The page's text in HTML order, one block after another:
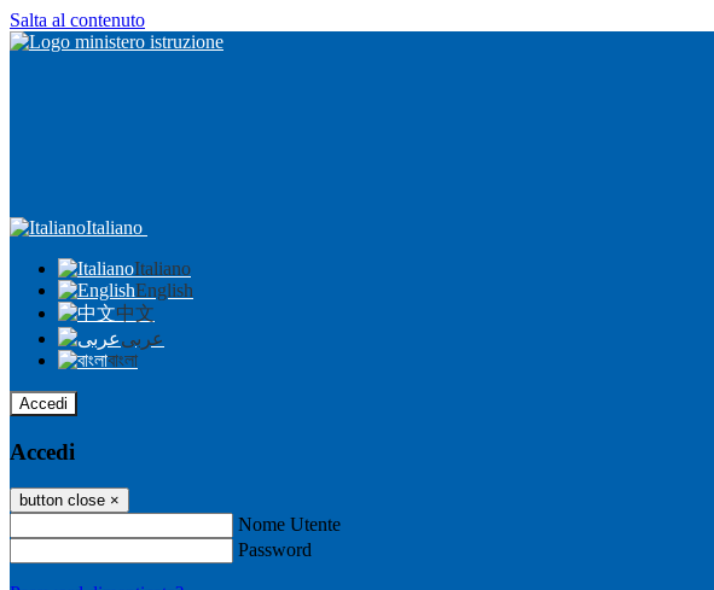
Salta al contenuto
Italiano
Italiano
English
中文
عربى
বাংলা
Accedi
Accedi
button close ×
Nome Utente
Password